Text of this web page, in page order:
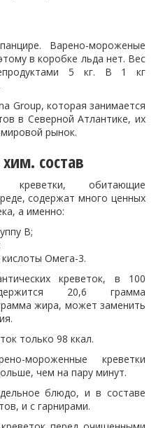
Варено-мороженые
в коробке льда нет. Вес
5 кг. В 1 кг
Group, которая занимается
в Северной Атлантике, их
рынок.
состав
креветки, обитающие
содержат много ценных
а именно:
B;
Омега-3.
креветок, в 100
20,6 грамма
жира, может заменить
только 98 ккал.
мороженные креветки
чем на пару минут.
блюдо, и в составе
и с гарнирами.